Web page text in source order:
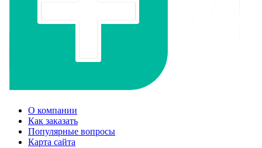
О компании
Как заказать
Популярные вопросы
Карта сайта